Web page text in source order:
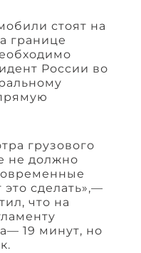
стоят на
границе
России во
грузового
не должно
сделать»,—
что на
19 минут, но